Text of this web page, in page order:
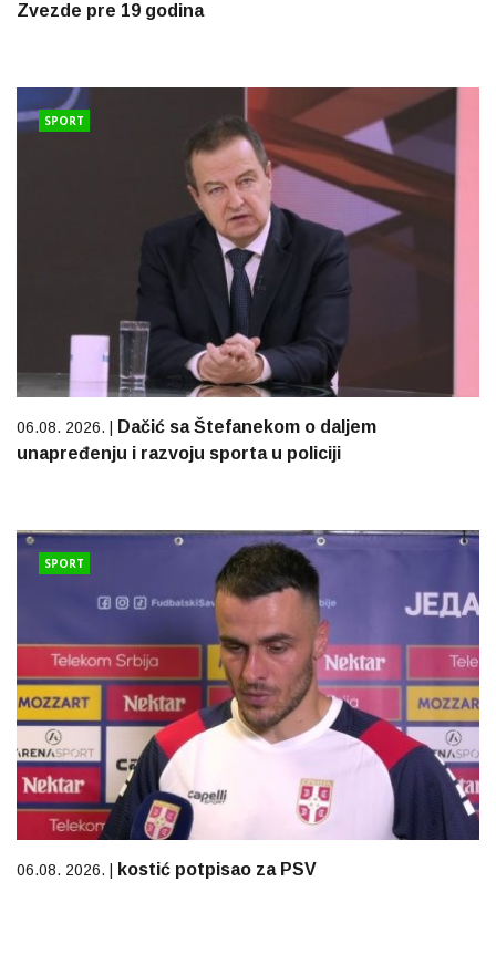
Zvezde pre 19 godina
SPORT
06.08. 2026. |
Dačić sa Štefanekom o daljem
unapređenju i razvoju sporta u policiji
SPORT
06.08. 2026. | kostić potpisao za PSV